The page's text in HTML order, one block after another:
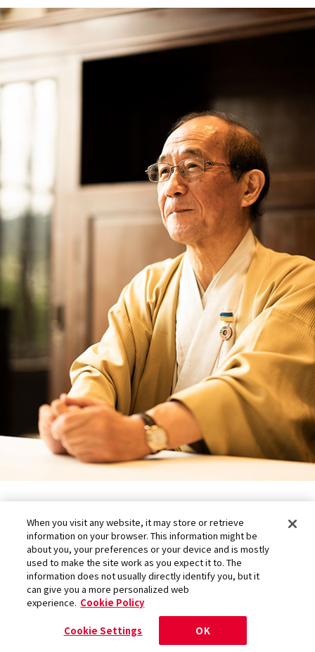
暗闇のなかで、心の奥を照らすのが
アート
──京都市は、行政の政策として芸術家、音楽
When you visit any website, it may store or retrieve
information on your browser. This information might be
about you, your preferences or your device and is mostly
used to make the site work as you expect it to. The
information does not usually directly identify you, but it
can give you a more personalized web
experience. Cookie Policy
Cookie Settings OK